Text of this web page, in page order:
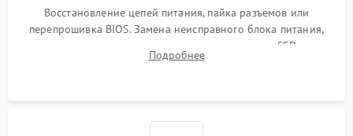
Восстановление цепей питания, пайка разъемов или
перепрошивка BIOS. Замена неисправного блока питания,
видеокарты, процессора или установка нового SSD для
восстановления и повышения скорости работы системы.
Подробнее